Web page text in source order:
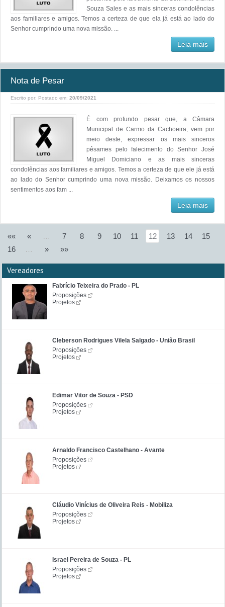
Souza Sales e as mais sinceras condolências
aos familiares e amigos. Temos a certeza de que ela já está ao lado do
Senhor cumprindo uma nova missão. ...
Leia mais
Nota de Pesar
Escrito por: Postado em: 20/09/2021
É com profundo pesar que, a Câmara
Municipal de Carmo da Cachoeira, vem por
meio deste, expressar os mais sinceros
pêsames pelo falecimento do Senhor José
Miguel Domiciano e as mais sinceras
condolências aos familiares e amigos. Temos a certeza de que ele já está
ao lado do Senhor cumprindo uma nova missão. Deixamos os nossos
sentimentos aos fam ...
Leia mais
«« « … 7 8 9 10 11 12 13 14
15
16
… » »»
Vereadores
Fabrício Teixeira do Prado - PL
Proposições
Projetos
Cleberson Rodrigues Vilela Salgado - União Brasil
Proposições
Projetos
Edimar Vitor de Souza - PSD
Proposições
Projetos
Arnaldo Francisco Castelhano - Avante
Proposições
Projetos
Cláudio Vinícius de Oliveira Reis - Mobiliza
Proposições
Projetos
Israel Pereira de Souza - PL
Proposições
Projetos